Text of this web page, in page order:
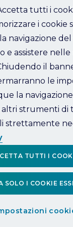
Refresh
tutti i
i cookie
navigazione del
e assistere
il
le
la
altri strumenti di
strettamente
SOLO I COOKIE
TUTTI I